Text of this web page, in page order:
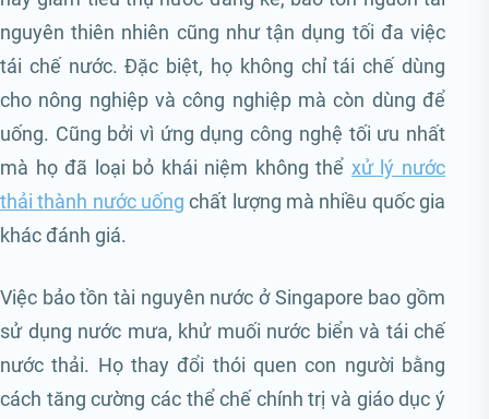
nguyên thiên nhiên cũng như tận dụng tối đa việc
tái chế nước. Đặc biệt, họ không chỉ tái chế dùng
cho nông nghiệp và công nghiệp mà còn dùng để
uống. Cũng bởi vì ứng dụng công nghệ tối ưu nhất
mà họ đã loại bỏ khái niệm không thể xử lý nước
thải thành nước uống chất lượng mà nhiều quốc gia
khác đánh giá.
Việc bảo tồn tài nguyên nước ở Singapore bao gồm
sử dụng nước mưa, khử muối nước biển và tái chế
nước thải. Họ thay đổi thói quen con người bằng
cách tăng cường các thể chế chính trị và giáo dục ý